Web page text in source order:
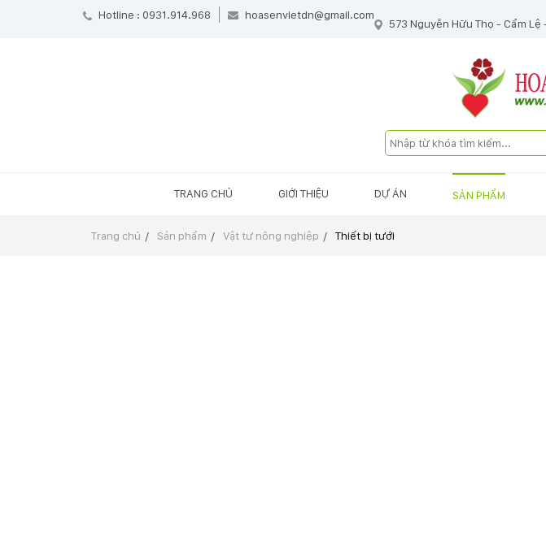
Hotline : 0931.914.968 hoasenvietdn@gmail.com
573 Nguyễn Hữu Thọ - Cẩm Lệ
TRANG CHỦ GIỚI THIỆU DỰ ÁN SẢN PHẨM
Trang chủ Sản phẩm Vật tư nông nghiệp Thiết bị tưới